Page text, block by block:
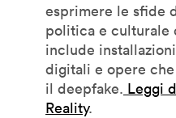
esprimere le sfide
politica e culturale
include installazioni
digitali e opere
il deepfake. Leggi
Reality.